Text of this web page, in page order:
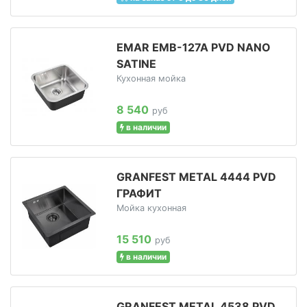
EMAR EMB-127A PVD NANO
SATINE
Кухонная мойка
8 540 руб
в наличии
GRANFEST METAL 4444 PVD
ГРАФИТ
Мойка кухонная
15 510 руб
в наличии